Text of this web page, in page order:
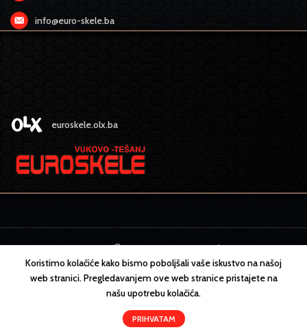
info@euro-skele.ba
euroskele.olx.ba
EURO SKELE 2022 CREATED BYMEDIAdesign
Koristimo kolačiće kako bismo poboljšali vaše iskustvo na našoj
web stranici. Pregledavanjem ove web stranice pristajete na
našu upotrebu kolačića.
PRIHVATAM